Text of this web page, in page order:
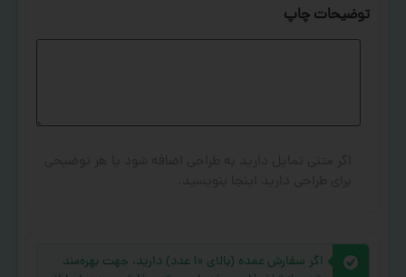
توضیحات چاپ
اگر سفارش عمده (بالای ۱۰ عدد) دارید، جهت بهره‌مند